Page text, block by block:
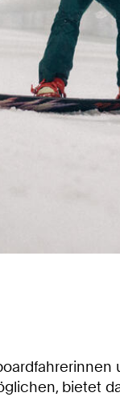
bietet